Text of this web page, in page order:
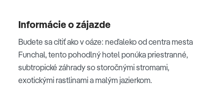
Informácie o zájazde
Budete sa cítiť ako v oáze: neďaleko od centra mesta
Funchal, tento pohodlný hotel ponúka priestranné,
subtropické záhrady so storočnými stromami,
exotickými rastlinami a malým jazierkom.